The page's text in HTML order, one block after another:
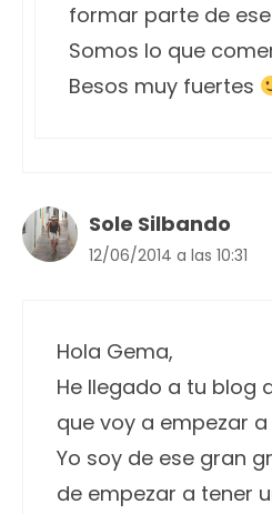
formar parte de
Somos lo que
Besos muy fuertes
Sole Silbando
12/06/2014 a las 10:31
Hola Gema,
He llegado a tu blog
que voy a empezar
Yo soy de ese gran
de empezar a tener